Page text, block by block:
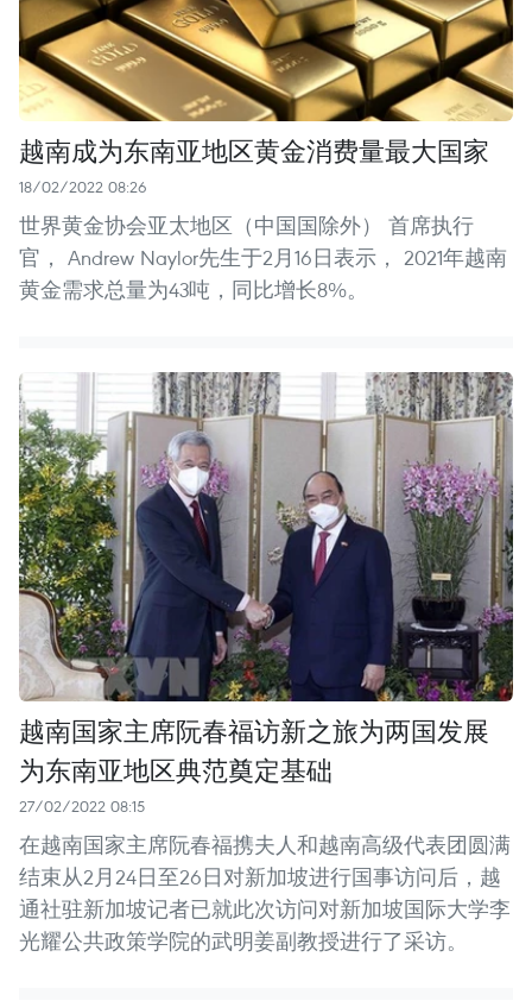
越南成为东南亚地区黄金消费量最大国家
18/02/2022 08:26
世界黄金协会亚太地区（中国国除外） 首席执行
官， Andrew Naylor先生于2月16日表示， 2021年越南
黄金需求总量为43吨，同比增长8%。
越南国家主席阮春福访新之旅为两国发展
为东南亚地区典范奠定基础
27/02/2022 08:15
在越南国家主席阮春福携夫人和越南高级代表团圆满
结束从2月24日至26日对新加坡进行国事访问后，越
通社驻新加坡记者已就此次访问对新加坡国际大学李
光耀公共政策学院的武明姜副教授进行了采访。 ​